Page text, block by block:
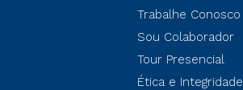
Trabalhe Conosco
Sou Colaborador
Tour Presencial
Ética e Integridade